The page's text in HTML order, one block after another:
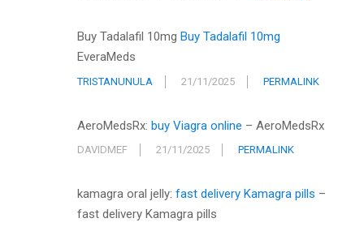
Buy Tadalafil 10mg Buy Tadalafil 10mg
EveraMeds
TRISTANUNULA 21/11/2025 PERMALINK
AeroMedsRx: buy Viagra online – AeroMedsRx
DAVIDMEF 21/11/2025 PERMALINK
kamagra oral jelly: fast delivery Kamagra pills –
fast delivery Kamagra pills